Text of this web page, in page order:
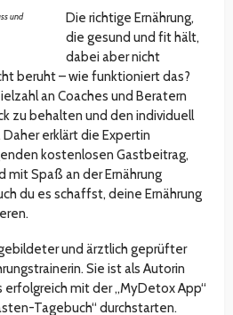
Die richtige Ernährung,
die gesund und fit hält,
dabei aber nicht
beruht – wie funktioniert das?
an Coaches und Beratern
zu behalten und den individuell
erklärt die Expertin
kostenlosen Gastbeitrag,
mit Spaß an der Ernährung
du es schaffst, deine Ernährung
und ärztlich geprüfter
Sie ist als Autorin
mit der „MyDetox App“
Tagebuch“ durchstarten.